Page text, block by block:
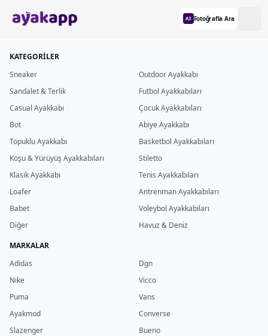
AI Fotoğrafla Ara
KATEGORİLER
Sneaker
Sandalet & Terlik
Casual Ayakkabı
Bot
Topuklu Ayakkabı
Koşu & Yürüyüş Ayakkabıları
Klasik Ayakkabı
Loafer
Babet
Diğer
Outdoor Ayakkabı
Futbol Ayakkabıları
Çocuk Ayakkabıları
Abiye Ayakkabı
Basketbol Ayakkabıları
Stiletto
Tenis Ayakkabıları
Antrenman Ayakkabıları
Voleybol Ayakkabıları
Havuz & Deniz
MARKALAR
Adidas
Nike
Puma
Ayakmod
Slazenger
Dgn
Vicco
Vans
Converse
Bueno